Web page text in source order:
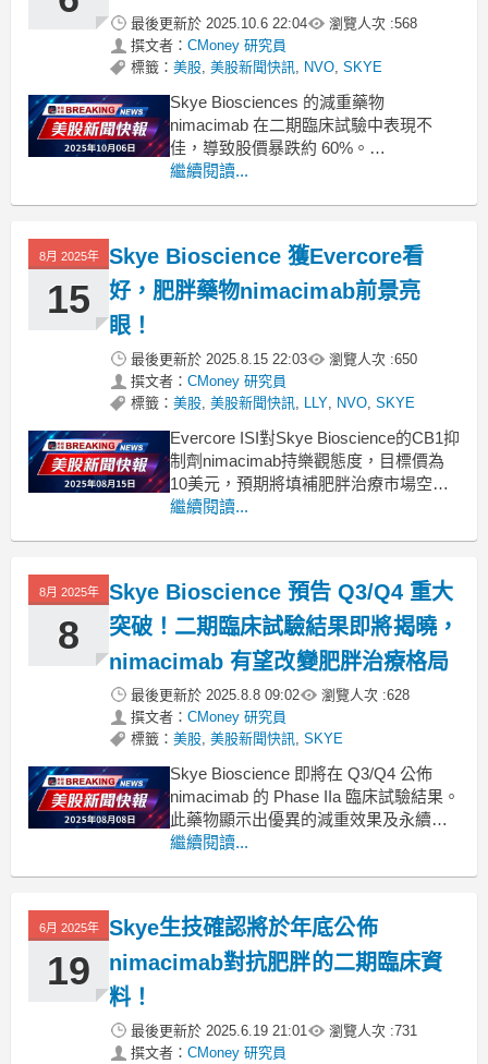
最後更新於 2025.10.6 22:04 瀏覽人次 :568
撰文者： CMoney 研究員
標籤： 美股, 美股新聞快訊, NVO, SKYE
Skye Biosciences 的減重藥物
nimacimab 在二期臨床試驗中表現不
佳，導致股價暴跌約 60%。
.badgeprice-container {
gap: 1rem !important;
繼續閱讀...
8月 2025年
15
Skye Bioscience 獲Evercore看
好，肥胖藥物nimacimab前景亮
眼！
最後更新於 2025.8.15 22:03 瀏覽人次 :650
撰文者： CMoney 研究員
標籤： 美股, 美股新聞快訊, LLY, NVO, SKYE
Evercore ISI對Skye Bioscience的CB1抑
制劑nimacimab持樂觀態度，目標價為
10美元，預期將填補肥胖治療市場空
白。Evercore ISI近期發表報告，對Skye
繼續閱讀...
8月 2025年
8
Skye Bioscience 預告 Q3/Q4 重大
突破！二期臨床試驗結果即將揭曉，
nimacimab 有望改變肥胖治療格局
最後更新於 2025.8.8 09:02 瀏覽人次 :628
撰文者： CMoney 研究員
標籤： 美股, 美股新聞快訊, SKYE
Skye Bioscience 即將在 Q3/Q4 公佈
nimacimab 的 Phase IIa 臨床試驗結果。
此藥物顯示出優異的減重效果及永續
性，有潛力成為肥胖治療的新選擇。
議中強調，P
繼續閱讀...
6月 2025年
19
Skye生技確認將於年底公佈
nimacimab對抗肥胖的二期臨床資
料！
最後更新於 2025.6.19 21:01 瀏覽人次 :731
撰文者： CMoney 研究員